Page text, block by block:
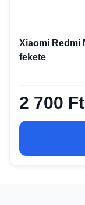
Xiaomi Redmi
fekete
2 700 Ft